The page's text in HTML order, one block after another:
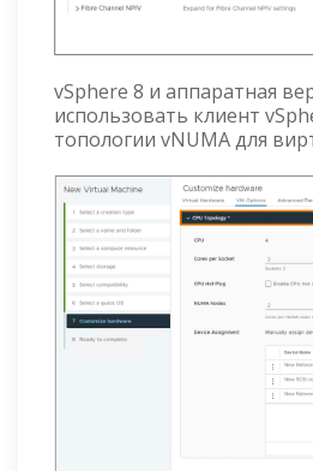
vSphere 8 и аппаратная
использовать клиент
топологии vNUMA для